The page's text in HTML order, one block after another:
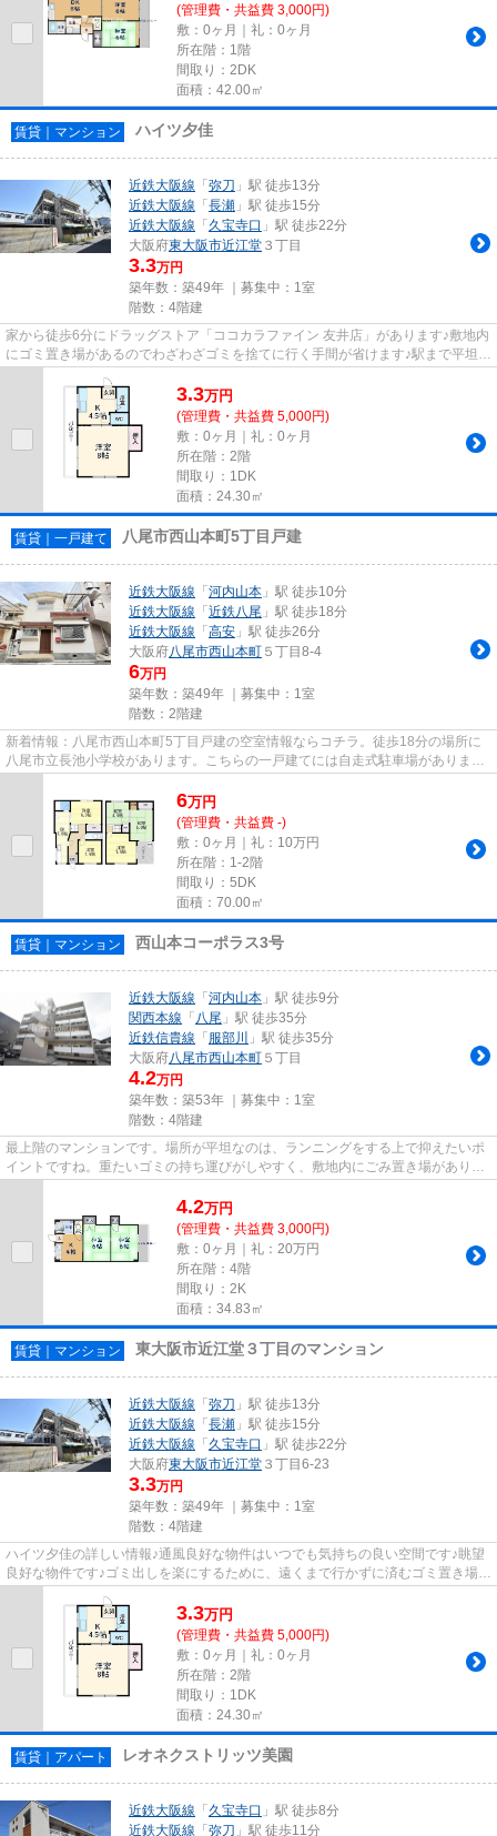
(管理費・共益費 3,000円)
敷：0ヶ月｜礼：0ヶ月
所在階：1階
間取り：2DK
面積：42.00㎡
賃貸｜マンション ハイツ夕佳
近鉄大阪線 「弥刀 」駅 徒歩13分
近鉄大阪線 「長瀬 」駅 徒歩15分
近鉄大阪線 「久宝寺口 」駅 徒歩22分
大阪府東大阪市近江堂 ３丁目
3.3万円
築年数：築49年 ｜募集中： 1室
階数：4階建
家から徒歩6分にドラッグストア「ココカラファイン 友井店」があります♪敷地内
にゴミ置き場があるのでわざわざゴミを捨てに行く手間が省けます♪駅まで平坦な
エリアに位置する物件で気...
3.3万円
(管理費・共益費 5,000円)
敷：0ヶ月｜礼：0ヶ月
所在階：2階
間取り：1DK
面積：24.30㎡
賃貸｜一戸建て 八尾市西山本町5丁目戸建
近鉄大阪線 「河内山本 」駅 徒歩10分
近鉄大阪線 「近鉄八尾 」駅 徒歩18分
近鉄大阪線 「高安 」駅 徒歩26分
大阪府八尾市西山本町 ５丁目8-4
6万円
築年数：築49年 ｜募集中： 1室
階数：2階建
新着情報：八尾市西山本町5丁目戸建の空室情報ならコチラ。徒歩18分の場所に
八尾市立長池小学校があります。こちらの一戸建てには自走式駐車場がありま
す。眺望良好な一戸建てで魅力的...
6万円
(管理費・共益費 -)
敷：0ヶ月｜礼：10万円
所在階：1-2階
間取り：5DK
面積：70.00㎡
賃貸｜マンション 西山本コーポラス3号
近鉄大阪線 「河内山本 」駅 徒歩9分
関西本線 「 八尾 」駅 徒歩35分
近鉄信貴線 「服部川
」駅 徒歩35分
大阪府八尾市西山本町 ５丁目
4.2万円
築年数：築53年 ｜募集中： 1室
階数：4階建
最上階のマンションです。場所が平坦なのは、ランニングをする上で抑えたいポ
イントですね。重たいゴミの持ち運びがしやすく、敷地内にごみ置き場がありま
す。好評の駅近物件となって...
4.2万円
(管理費・共益費 3,000円)
敷：0ヶ月｜礼：20万円
所在階：4階
間取り：2K
面積：34.83㎡
賃貸｜マンション 東大阪市近江堂３丁目のマンション
近鉄大阪線 「弥刀 」駅 徒歩13分
近鉄大阪線 「長瀬 」駅 徒歩15分
近鉄大阪線 「久宝寺口 」駅 徒歩22分
大阪府東大阪市近江堂 ３丁目6-23
3.3万円
築年数：築49年 ｜募集中： 1室
階数：4階建
ハイツ夕佳の詳しい情報♪通風良好な物件はいつでも気持ちの良い空間です♪眺望
良好な物件です♪ゴミ出しを楽にするために、遠くまで行かずに済むゴミ置き場を
共用部に付けています♪でき...
3.3万円
(管理費・共益費 5,000円)
敷：0ヶ月｜礼：0ヶ月
所在階：2階
間取り：1DK
面積：24.30㎡
賃貸｜アパート レオネクストリッツ美園
近鉄大阪線 「久宝寺口 」駅 徒歩8分
近鉄大阪線 「弥刀 」駅 徒歩11分